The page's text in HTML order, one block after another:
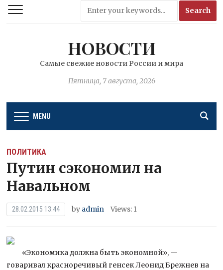
НОВОСТИ
Самые свежие новости России и мира
Пятница, 7 августа, 2026
MENU
ПОЛИТИКА
Путин сэкономил на
Навальном
28.02.2015 13:44 by admin Views: 1
«Экономика должна быть экономной», —
говаривал красноречивый генсек Леонид Брежнев на